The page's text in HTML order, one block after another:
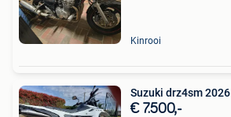
Kinrooi
Suzuki drz4sm 2026
€ 7.500,-